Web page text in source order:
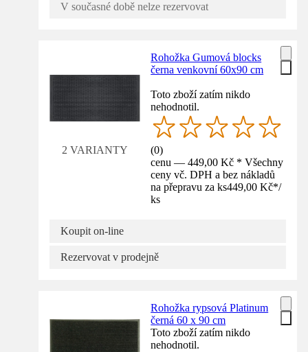
V současné době nelze rezervovat
2 VARIANTY
Rohožka Gumová blocks
černa venkovní 60x90 cm
Toto zboží zatím nikdo
nehodnotil.
(0)
cenu — 449,00 Kč * Všechny
ceny vč. DPH a bez nákladů
na přepravu za ks449,00 Kč*/
ks
Koupit on-line
Rezervovat v prodejně
Rohožka rypsová Platinum
černá 60 x 90 cm
Toto zboží zatím nikdo
nehodnotil.